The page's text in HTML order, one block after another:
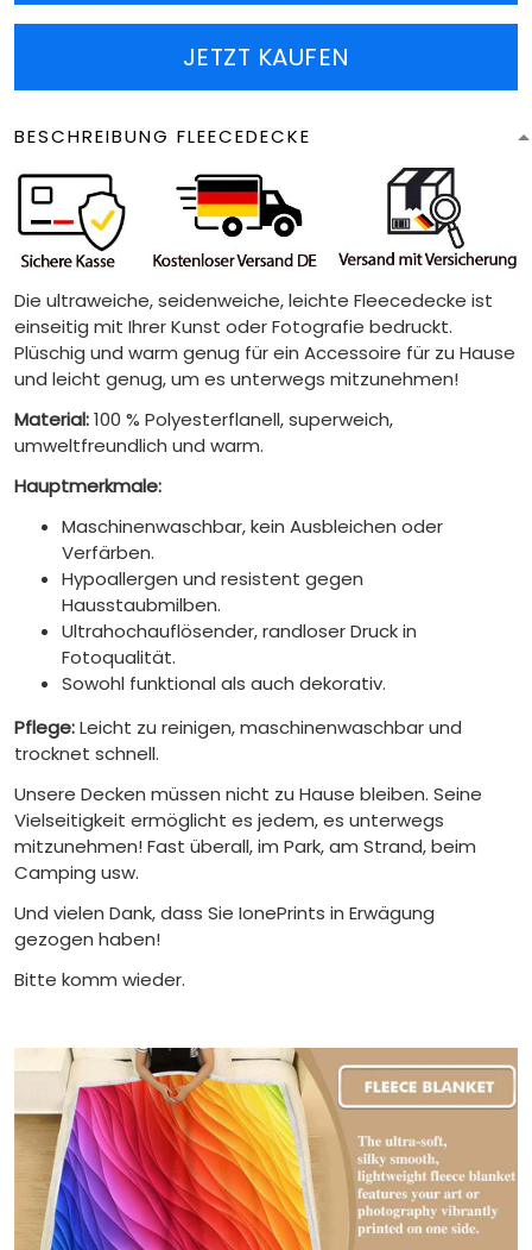
JETZT KAUFEN
BESCHREIBUNG FLEECEDECKE
Die ultraweiche, seidenweiche, leichte Fleecedecke ist
einseitig mit Ihrer Kunst oder Fotografie bedruckt.
Plüschig und warm genug für ein Accessoire für zu Hause
und leicht genug, um es unterwegs mitzunehmen!
Material:100 % Polyesterflanell, superweich,
umweltfreundlich und warm.
Hauptmerkmale:
Maschinenwaschbar, kein Ausbleichen oder
Verfärben.
Hypoallergen und resistent gegen
Hausstaubmilben.
Ultrahochauflösender, randloser Druck in
Fotoqualität.
Sowohl funktional als auch dekorativ.
Pflege:Leicht zu reinigen, maschinenwaschbar und
trocknet schnell.
Unsere Decken müssen nicht zu Hause bleiben. Seine
Vielseitigkeit ermöglicht es jedem, es unterwegs
mitzunehmen! Fast überall, im Park, am Strand, beim
Camping usw.
Und vielen Dank, dass Sie IonePrints in Erwägung
gezogen haben!
Bitte komm wieder.